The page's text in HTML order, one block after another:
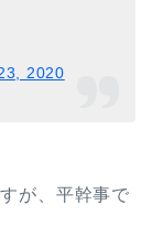
2020
が、平幹事で